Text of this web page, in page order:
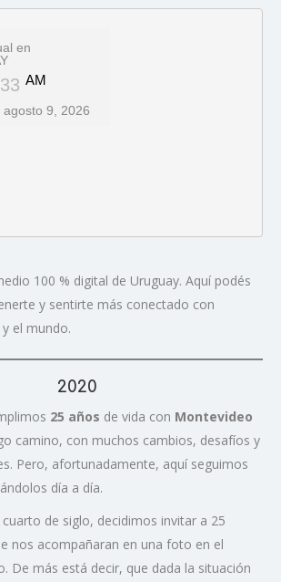
100 % digital de Uruguay. Aquí podés
y sentirte más conectado con
el mundo.
2020
25 años de vida con Montevideo
camino, con muchos cambios, desafíos y
Pero, afortunadamente, aquí seguimos
día a día.
de siglo, decidimos invitar a 25
nos acompañaran en una foto en el
De más está decir, que dada la situación